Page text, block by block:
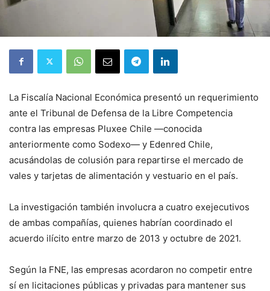
La Fiscalía Nacional Económica presentó un requerimiento
ante el Tribunal de Defensa de la Libre Competencia
contra las empresas Pluxee Chile —conocida
anteriormente como Sodexo— y Edenred Chile,
acusándolas de colusión para repartirse el mercado de
vales y tarjetas de alimentación y vestuario en el país.
La investigación también involucra a cuatro exejecutivos
de ambas compañías, quienes habrían coordinado el
acuerdo ilícito entre marzo de 2013 y octubre de 2021.
Según la FNE, las empresas acordaron no competir entre
sí en licitaciones públicas y privadas para mantener sus